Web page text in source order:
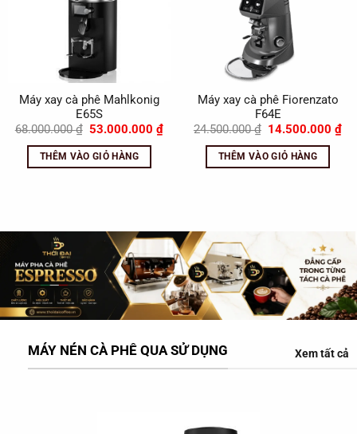
Máy xay cà phê Mahlkonig
E65S
68.000.000₫ Giá
là:
68.000.000 ₫.
53.000.000₫Giá
THÊM VÀO GIỎ HÀNG
Máy xay cà phê Fiorenzato
F64E
24.500.000₫ Giá
là:
24.500.000 ₫.
14.500.000₫
THÊM VÀO GIỎ HÀNG
MÁY NÉN CÀ PHÊ QUA SỬ DỤNG Xem tất cả